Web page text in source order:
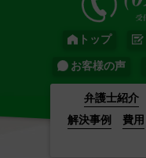
トップ
お客様の声
弁護士紹介
解決事例
費用